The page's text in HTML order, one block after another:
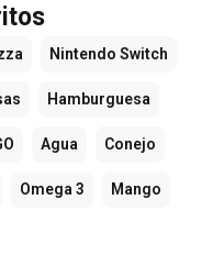
Nintendo Switch
Hamburguesa
Agua Conejo
Omega 3 Mango